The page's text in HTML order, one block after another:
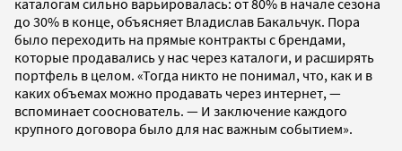
каталогам сильно варьировалась: от 80% в начале сезона
до 30% в конце, объясняет Владислав Бакальчук. Пора
было переходить на прямые контракты с брендами,
которые продавались у нас через каталоги, и расширять
портфель в целом. «Тогда никто не понимал, что, как и в
каких объемах можно продавать через интернет, —
вспоминает сооснователь. — И заключение каждого
крупного договора было для нас важным событием».